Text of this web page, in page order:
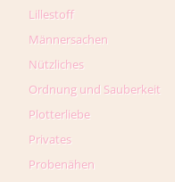
Lillestoff
Männersachen
Nützliches
Ordnung und Sauberkeit
Plotterliebe
Privates
Probenähen